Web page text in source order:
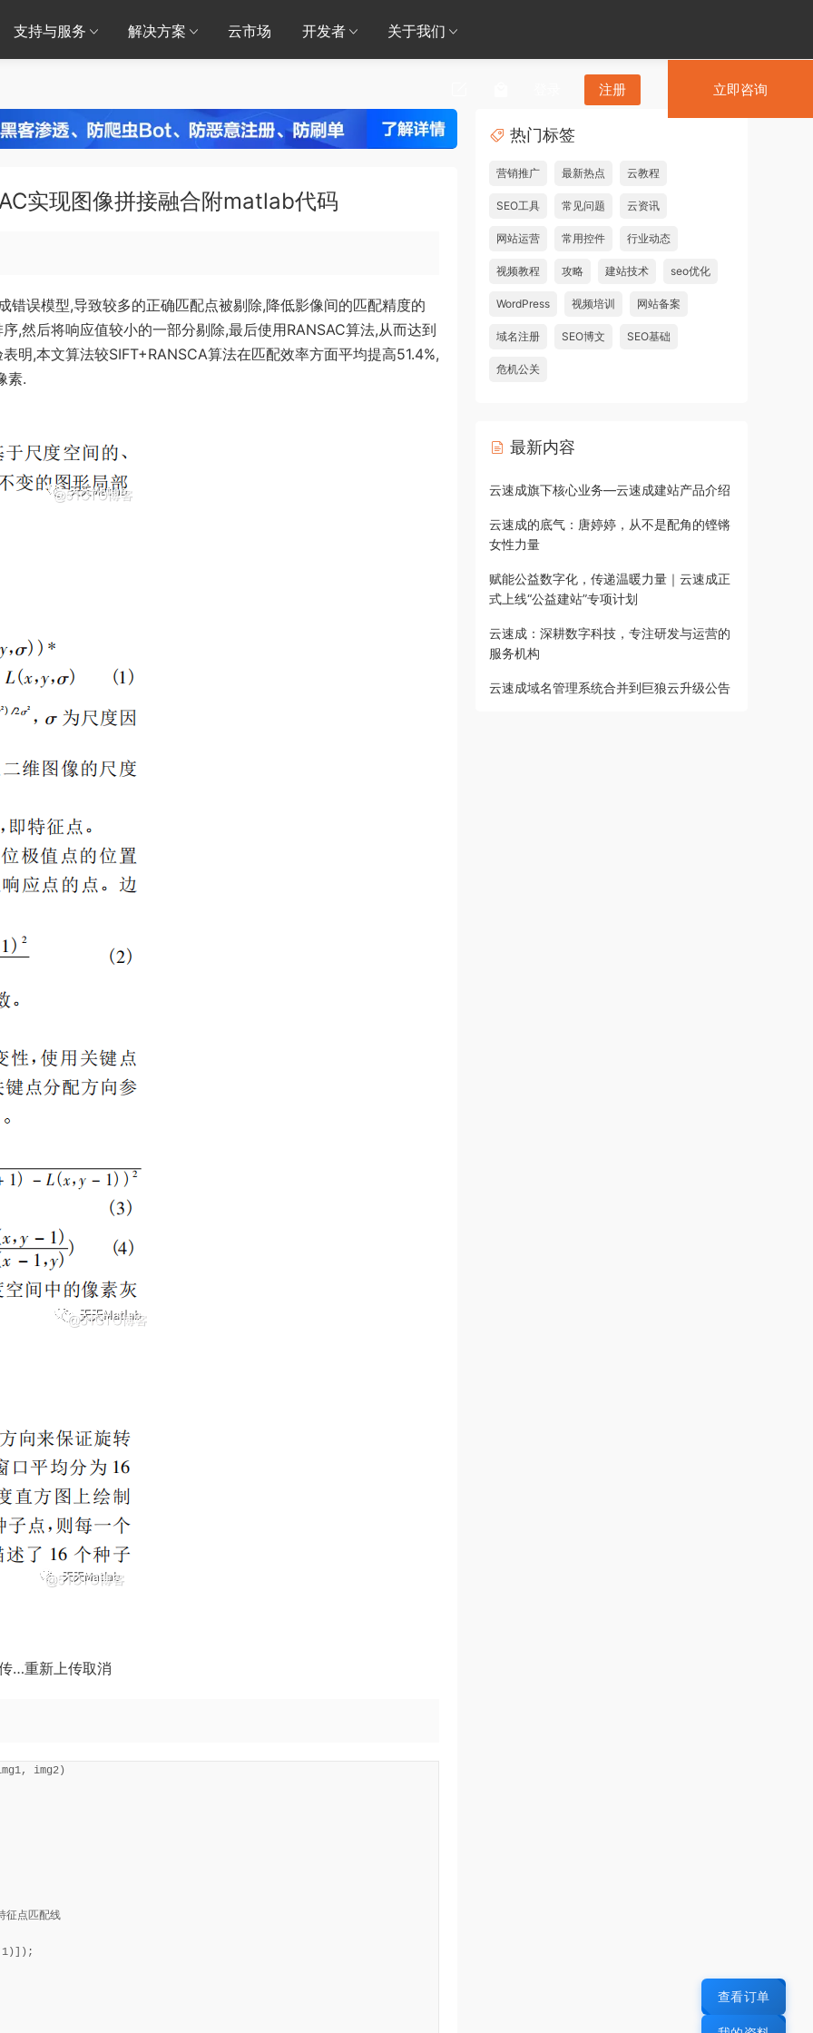
支持与服务 解决方案 云市场 开发者 关于我们
注册 立即咨询
实现图像拼接融合附matlab代码
错误模型,导致较多的正确匹配点被剔除,降低影像间的匹配精度的
,然后将响应值较小的一部分剔除,最后使用RANSAC算法,从而达到
明,本文算法较SIFT+RANSCA算法在匹配效率方面平均提高51.4%,
素.
…重新上传取消
img2)
征点匹配线
热门标签
营销推广 最新热点 云教程
SEO工具 常见问题 云资讯
网站运营 常用控件 行业动态
视频教程 攻略 建站技术 seo优化
WordPress 视频培训 网站备案
域名注册 SEO博文 SEO基础
危机公关
最新内容
云速成旗下核心业务—云速成建站产品介绍
云速成的底气：唐婷婷，从不是配角的铿锵
女性力量
赋能公益数字化，传递温暖力量｜云速成正
式上线“公益建站”专项计划
云速成：深耕数字科技，专注研发与运营的
服务机构
云速成域名管理系统合并到巨狼云升级公告
查看订单